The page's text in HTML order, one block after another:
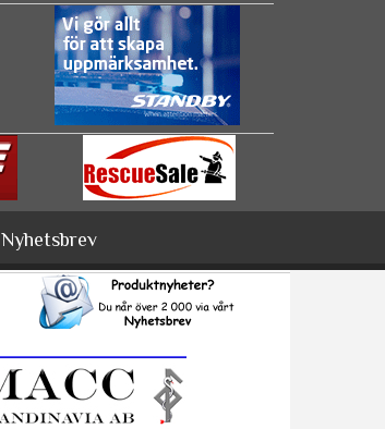
Nyhetsbrev